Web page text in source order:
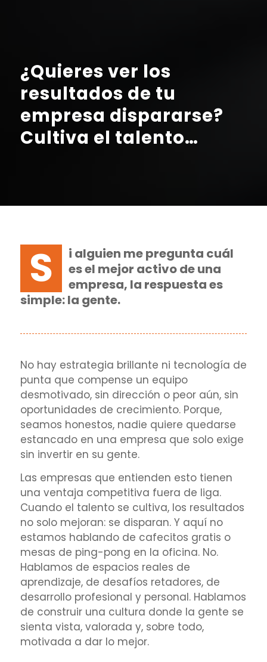
¿Quieres ver los
resultados de tu
empresa dispararse?
Cultiva el talento…
S
i alguien me pregunta cuál
es el mejor activo de una
empresa, la respuesta es
simple: la gente.
No hay estrategia brillante ni tecnología de
punta que compense un equipo
desmotivado, sin dirección o peor aún, sin
oportunidades de crecimiento. Porque,
seamos honestos, nadie quiere quedarse
estancado en una empresa que solo exige
sin invertir en su gente.
Las empresas que entienden esto tienen
una ventaja competitiva fuera de liga.
Cuando el talento se cultiva, los resultados
no solo mejoran: se disparan. Y aquí no
estamos hablando de cafecitos gratis o
mesas de ping-pong en la oficina. No.
Hablamos de espacios reales de
aprendizaje, de desafíos retadores, de
desarrollo profesional y personal. Hablamos
de construir una cultura donde la gente se
sienta vista, valorada y, sobre todo,
motivada a dar lo mejor.